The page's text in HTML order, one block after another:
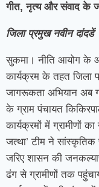
गीत, नृत्य और संवाद के
जिला प्रमुख नवीन दांदडें
सुकमा। नीति आयोग के
कार्यक्रम के तहत जिला
जागरूकता अभियान अब
के ग्राम पंचायत
कार्यक्रमों में ग्रामीणों
जत्था’ टीम ने सांस्कृतिक
जरिए शासन की
ढंग से ग्रामीणों तक